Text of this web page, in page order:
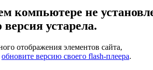
компьютере не
версия устарела.
отображения элементов сайта,
обновите версию своего flash-плеера.